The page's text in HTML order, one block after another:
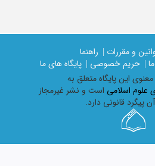
و مقررات |
راهنما
| حریم خصوصی |
پایگاه های ما
اين پايگاه متعلق به
علوم اسلامی است و نشر غیرمجاز
پیگرد قانونی دارد.